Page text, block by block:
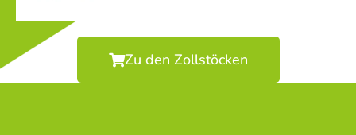
Zu den Zollstöcken